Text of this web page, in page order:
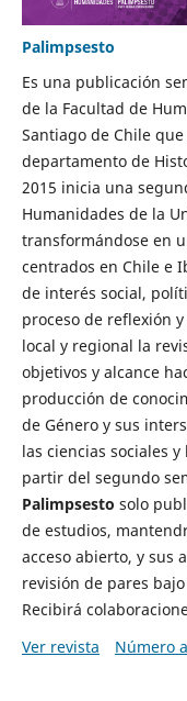
Palimpsesto
Es una publicación
de la Facultad de
Santiago de Chile
departamento de
2015 inicia una
Humanidades de la
transformándose en
centrados en Chile e
de interés social,
proceso de reflexión
local y regional la
objetivos y alcance
producción de
de Género y sus
las ciencias sociales
partir del segundo
Palimpsesto solo
de estudios,
acceso abierto, y sus
revisión de pares
Recibirá
Ver revista
Número